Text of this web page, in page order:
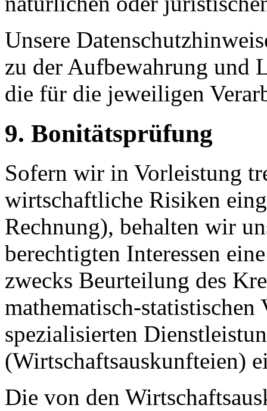
Unsere
zu der Aufbewahrung und
die für die jeweiligen
9. Bonitätsprüfung
Sofern wir in Vorleistung
wirtschaftliche Risiken
Rechnung), behalten wir
berechtigten Interessen
zwecks Beurteilung des
mathematisch-
spezialisierten
(Wirtschaftsauskunfteien)
Die von den